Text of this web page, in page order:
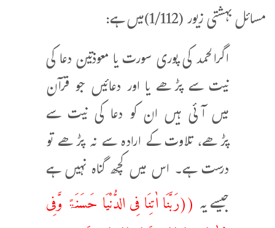
مسائل بہشتی زیور (1/112)میں ہے:
اگرالحمد کی پوری سورت یا معوذتین دعا کی
نیت سے پڑھے یا اور دعائیں جو قرآن
میں آئی ہیں ان کو دعا کی نیت سے
پڑھے، تلاوت کے ارادہ سے نہ پڑھے تو
درست ہے۔ اس میں کچھ گناہ نہیں ہے
جیسے یہ ((رَبَّنَا اٰتِنَا فِی الدُّنْیَا حَسَنَۃً وَّفِی